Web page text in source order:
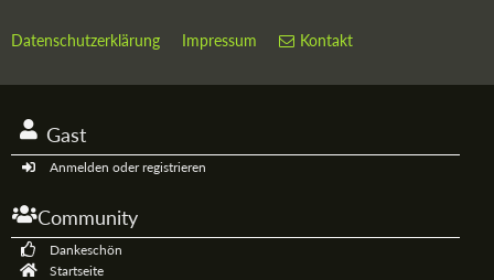
Datenschutzerklärung Impressum Kontakt
Gast
Anmelden oder registrieren
Community
Dankeschön
Startseite